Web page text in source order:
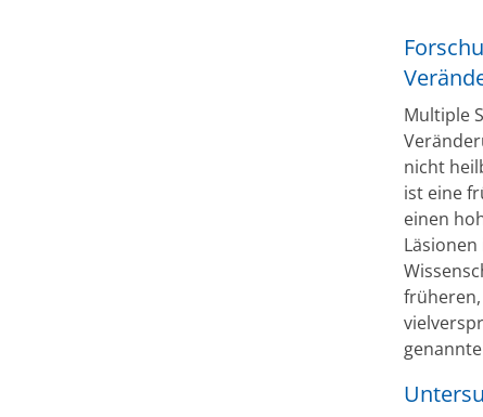
Multiple
nicht
ist eine
einen